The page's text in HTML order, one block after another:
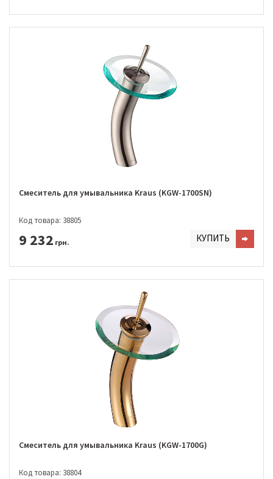
Смеситель для умывальника Kraus (KGW-1700SN)
Код товара: 38805
9 232 грн. КУПИТЬ
Смеситель для умывальника Kraus (KGW-1700G)
Код товара: 38804